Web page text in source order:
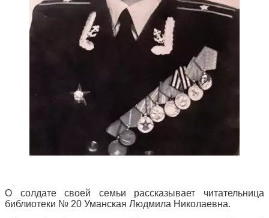
О солдате своей семьи рассказывает читательница
библиотеки № 20 Уманская Людмила Николаевна.